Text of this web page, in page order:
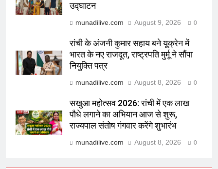
उद्घाटन
munadilive.com August 9, 2026 0
रांची के अंजनी कुमार सहाय बने यूक्रेन में
भारत के नए राजदूत, राष्ट्रपति मुर्मू ने सौंपा
नियुक्ति पत्र
munadilive.com August 8, 2026 0
सखुआ महोत्सव 2026: रांची में एक लाख
पौधे लगाने का अभियान आज से शुरू,
राज्यपाल संतोष गंगवार करेंगे शुभारंभ
munadilive.com August 8, 2026 0